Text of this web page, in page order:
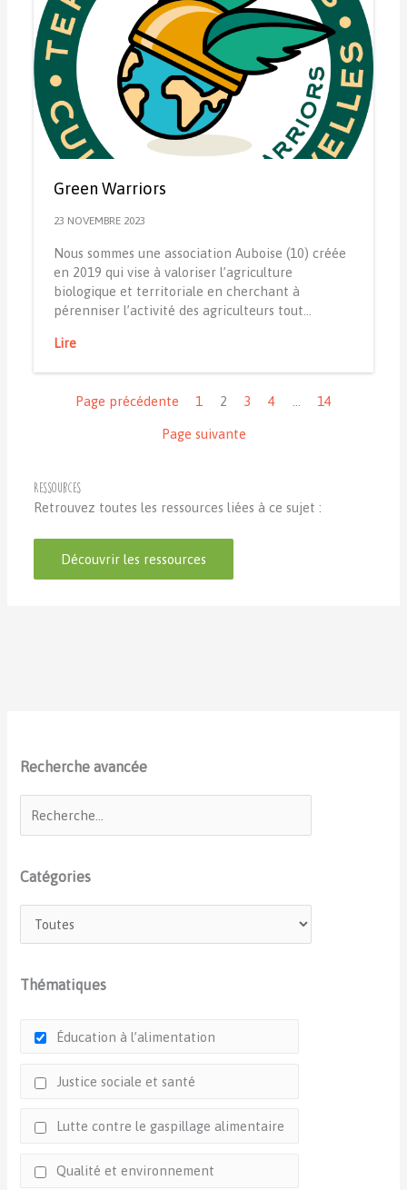
Green Warriors
23 NOVEMBRE 2023
Nous sommes une association Auboise (10) créée
en 2019 qui vise à valoriser l’agriculture
biologique et territoriale en cherchant à
pérenniser l’activité des agriculteurs tout…
Lire
Page précédente
1 2 3 4 14
Page suivante
Ressources
Retrouvez toutes les ressources liées à ce sujet :
Découvrir les ressources
Recherche avancée
Catégories
Thématiques
Éducation à l’alimentation
Justice sociale et santé
Lutte contre le gaspillage alimentaire
Qualité et environnement